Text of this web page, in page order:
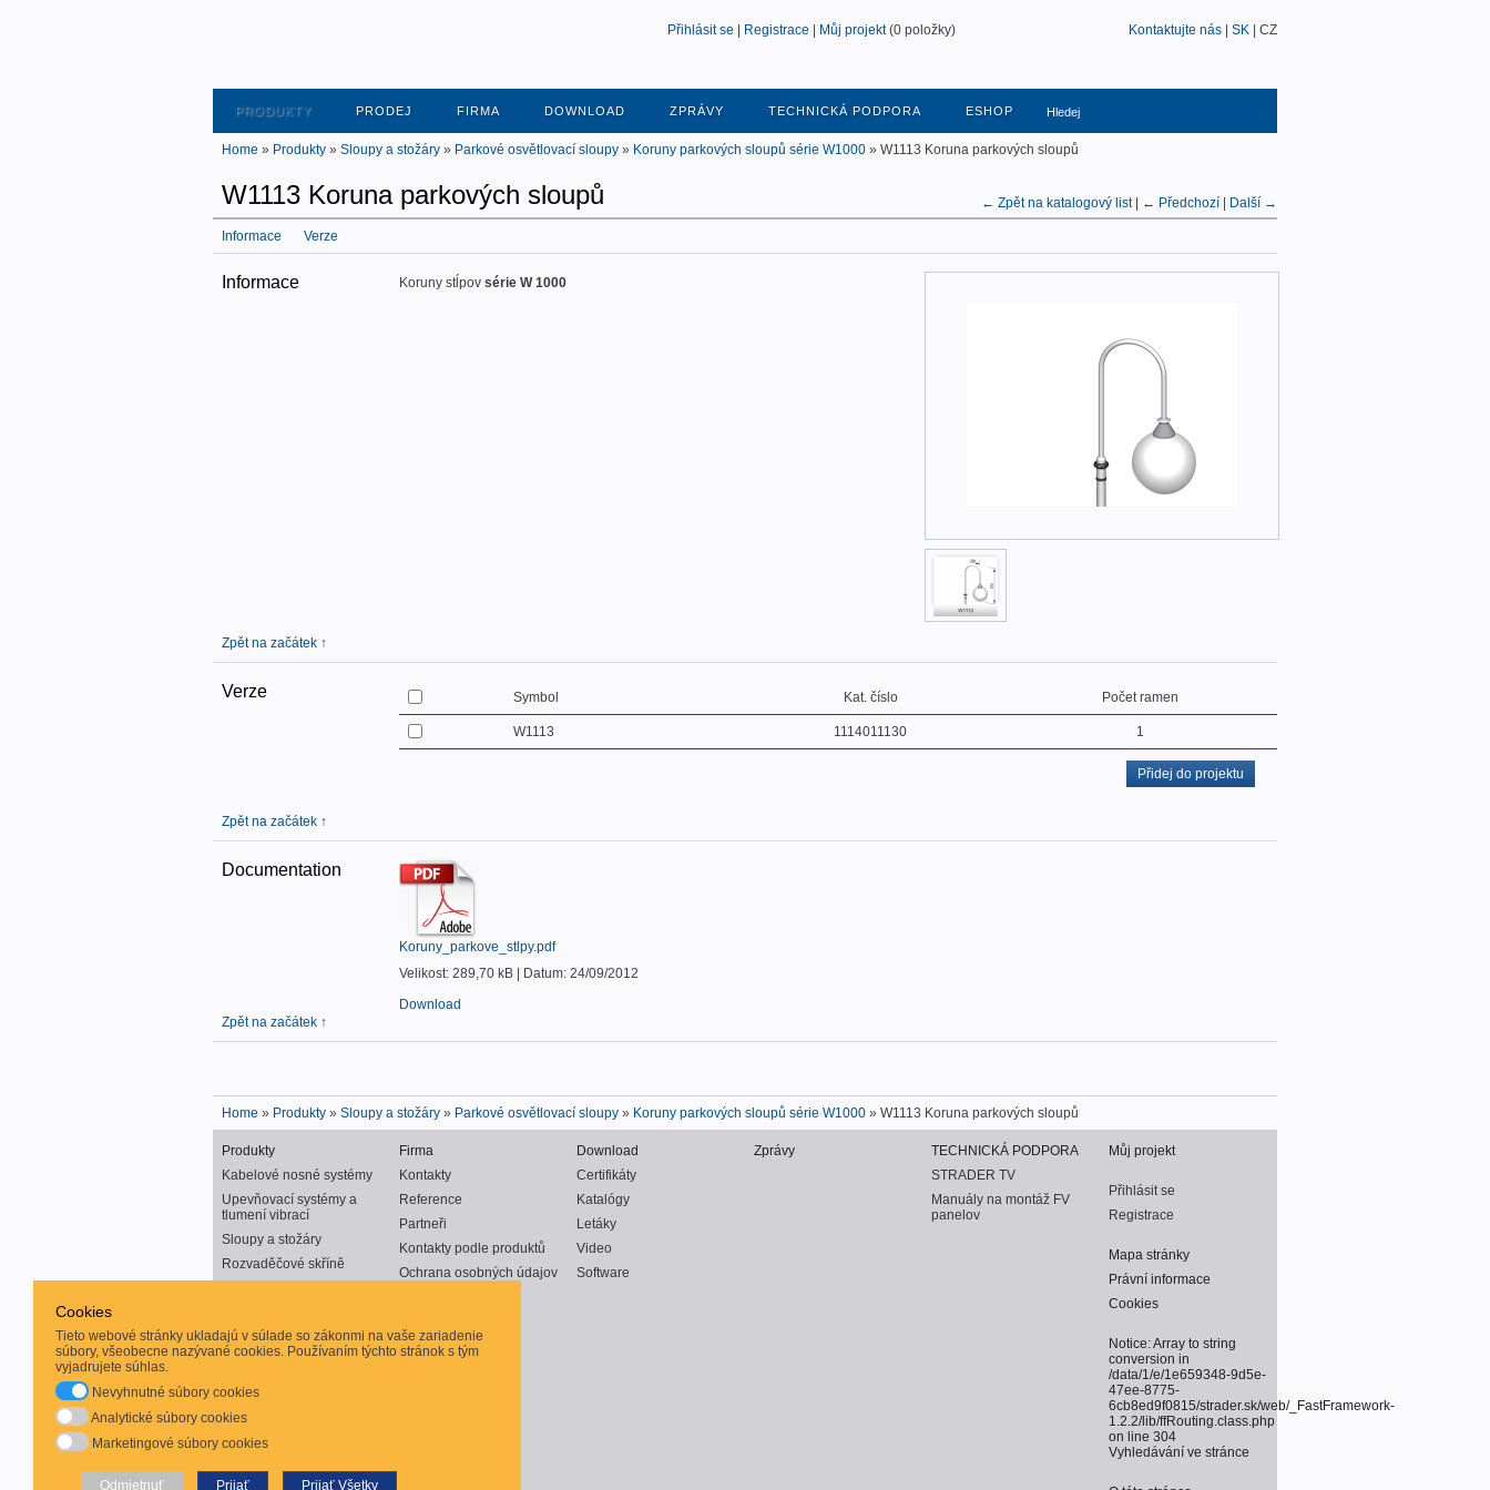
Přihlásit se Registrace Můj projekt(0 položky) Kontaktujte nás SK | CZ
PRODUKTY PRODEJ FIRMA DOWNLOAD ZPRÁVY TECHNICKÁ PODPORA ESHOP
Home » Produkty » Sloupy a stožáry » Parkové osvětlovací sloupy » Koruny parkových sloupů série W1000 » W1113 Koruna parkových sloupů
← Zpět na katalogový list| ← Předchozí Další →
W1113 Koruna parkových sloupů
Informace Verze
Informace Koruny stĺpov série W 1000
Zpět na začátek ↑
Verze Symbol Kat. číslo Počet ramen
W1113 1114011130 1
Přidej do projektu
Zpět na začátek ↑
Documentation
Koruny_parkove_stlpy.pdf
Velikost: 289,70 kB | Datum: 24/09/2012
Download
Zpět na začátek ↑
Home » Produkty » Sloupy a stožáry » Parkové osvětlovací sloupy » Koruny parkových sloupů série W1000 » W1113 Koruna parkových sloupů
Produkty
Kabelové nosné systémy
Upevňovací systémy a
tlumení vibrací
Sloupy a stožáry
Rozvaděčové skříně
Hledej
Výběr BAKS produktů
produkty
Firma
Kontakty
Reference
Partneři
Kontakty podle produktů
Ochrana osobných údajov
Download
Certifikáty
Katalógy
Letáky
Video
Software
Zprávy
TECHNICKÁ PODPORA
STRADER TV
Manuály na montáž FV
panelov
Můj projekt
Přihlásit se
Registrace
Mapa stránky
Právní informace
Cookies
Notice: Array to string
conversion in
/data/1/e/1e659348-9d5e-
47ee-8775-
6cb8ed9f0815/strader.sk/web/_FastFramework-
1.2.2/lib/ffRouting.class.php
on line 304
Vyhledávání ve stránce
Cookies
Tieto webové stránky ukladajú v súlade so zákonmi na vaše zariadenie
súbory, všeobecne nazývané cookies. Používaním týchto stránok s tým
vyjadrujete súhlas.
Nevyhnutné súbory cookies
Analytické súbory cookies
Marketingové súbory cookies
Odmietnuť Prijať Prijať Všetky